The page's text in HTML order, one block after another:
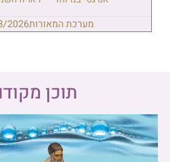
מערכת המאורות2026
תוכן